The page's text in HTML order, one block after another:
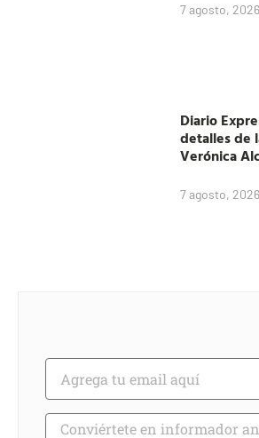
7 agosto, 2026
Diario
detalles de
Verónica
7 agosto, 2026